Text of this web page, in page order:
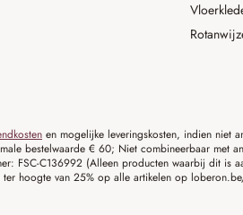
en mogelijke leveringskosten, indien niet
bestelwaarde € 60; Niet combineerbaar met
FSC-C136992 (Alleen producten waarbij dit is
hoogte van 25% op alle artikelen op